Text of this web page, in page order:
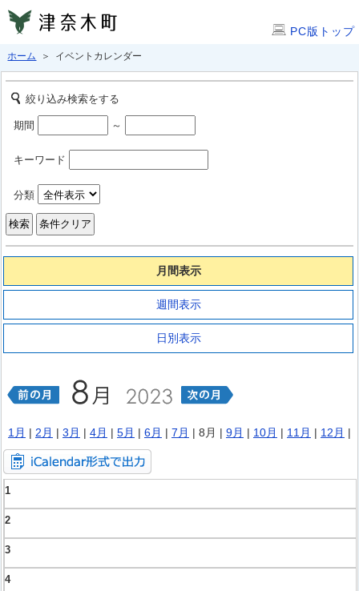
PC版トップ
ホーム ＞ イベントカレンダー
絞り込み検索をする
期間 ～
キーワード
分類
月間表示
週間表示
日別表示
1月 | 2月 | 3月 | 4月 | 5月 | 6月 | 7月 | 8月 | 9月 | 10月 | 11月 | 12月 |
1
2
3
4